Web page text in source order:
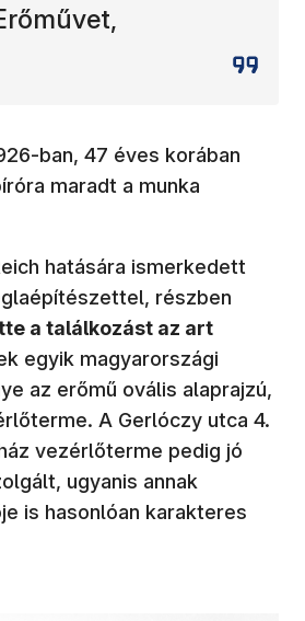
ban, 47 éves korában
maradt a munka
hatására ismerkedett
részben
a találkozást az art
egyik magyarországi
az erőmű ovális alaprajzú,
A Gerlóczy utca 4.
vezérlőterme pedig jó
ugyanis annak
is hasonlóan karakteres